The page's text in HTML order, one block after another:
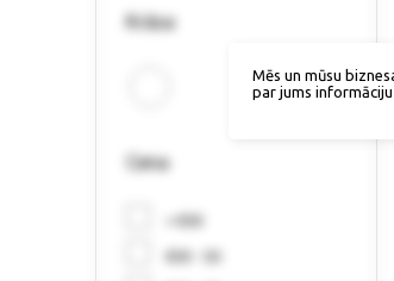
Krāsa
Cena
< €30
€30 - 50
Mēs un mūsu
par jums informāciju